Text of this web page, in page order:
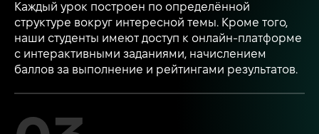
Каждый урок построен по определённой
структуре вокруг интересной темы. Кроме того,
наши студенты имеют доступ к онлайн-платформе
с интерактивными заданиями, начислением
баллов за выполнение и рейтингами результатов.